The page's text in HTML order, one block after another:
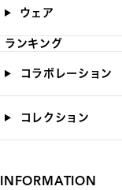
ウェア
ランキング
コラボレーション
コレクション
INFORMATION